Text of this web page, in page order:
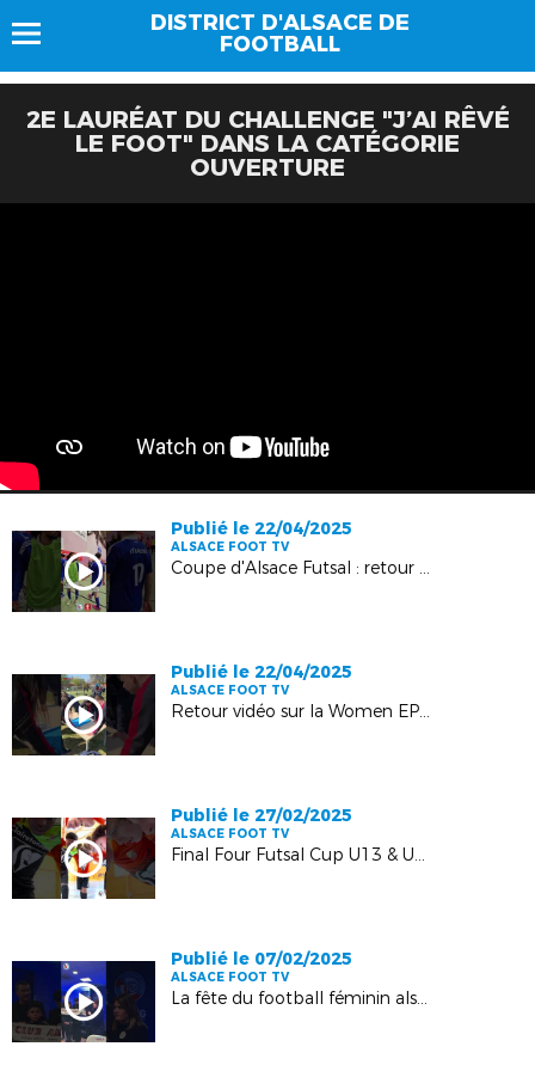
DISTRICT D'ALSACE DE
FOOTBALL
2E LAURÉAT DU CHALLENGE "J’AI RÊVÉ
LE FOOT" DANS LA CATÉGORIE
OUVERTURE
Publié le 22/04/2025
ALSACE FOOT TV
Coupe d'Alsace Futsal : retour sur la finale !
Publié le 22/04/2025
ALSACE FOOT TV
Retour vidéo sur la Women EPIDE Cup !
Publié le 27/02/2025
ALSACE FOOT TV
Final Four Futsal Cup U13 & U13F - Plongée au cœur de l'événement !
Publié le 07/02/2025
ALSACE FOOT TV
La fête du football féminin alsacien : RCSA - PSG | Arkema Première Ligue